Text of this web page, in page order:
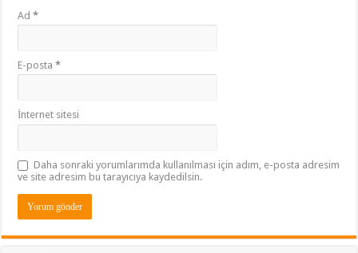
Ad*
E-posta*
İnternet sitesi
Daha sonraki yorumlarımda kullanılması için adım, e-posta adresim
ve site adresim bu tarayıcıya kaydedilsin.